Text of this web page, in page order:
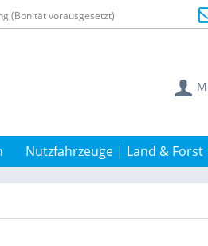
(Bonität vorausgesetzt)
Nutzfahrzeuge | Land &